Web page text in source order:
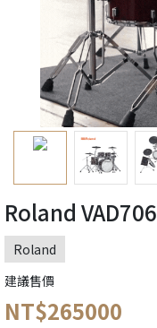
Roland VAD706
Roland
建議售價
NT$265000